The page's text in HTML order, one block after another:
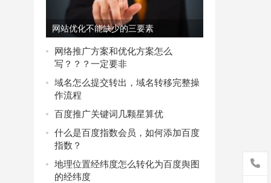
网站优化不能缺少的三要素
网络推广方案和优化方案怎么
写？？？一定要非
域名怎么提交转出，域名转移完整操
作流程
百度推广关键词几颗星算优
什么是百度指数会员，如何添加百度
指数？
地理位置经纬度怎么转化为百度舆图
的经纬度